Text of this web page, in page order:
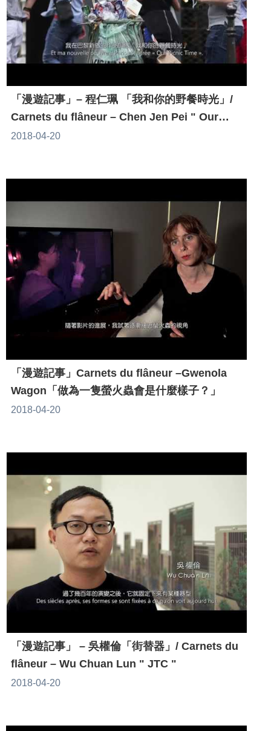
「漫遊記事」– 程仁珮 「我和你的野餐時光」/
Carnets du flâneur – Chen Jen Pei " Our
Picnic Time "
2018-04-20
「漫遊記事」Carnets du flâneur –Gwenola
Wagon「做為一隻螢火蟲會是什麼樣子？」
2018-04-20
「漫遊記事」 – 吳權倫「街替器」/ Carnets du
flâneur – Wu Chuan Lun " JTC "
2018-04-20